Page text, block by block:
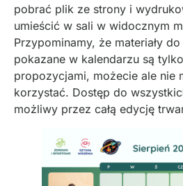
pobrać plik ze strony i
umieścić w sali w widocznym
Przypominamy, że materiały
pokazane w kalendarzu są
propozycjami, możecie ale nie
korzystać. Dostęp do
możliwy przez całą edycję